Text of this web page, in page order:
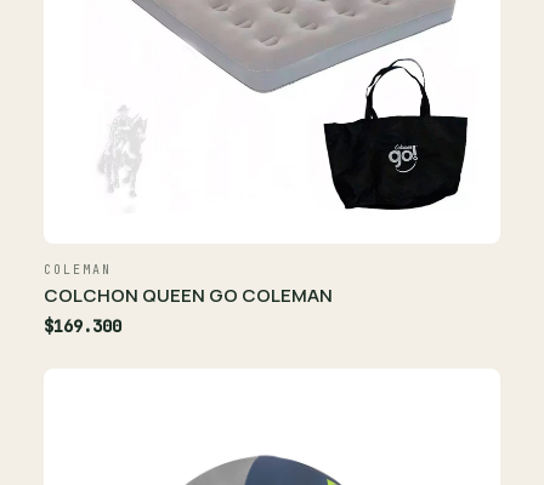
COLEMAN
COLCHON QUEEN GO COLEMAN
$169.300